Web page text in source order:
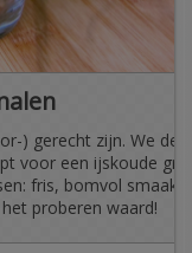
) gerecht zijn. We
voor een ijskoude
fris, bomvol smaak
proberen waard!